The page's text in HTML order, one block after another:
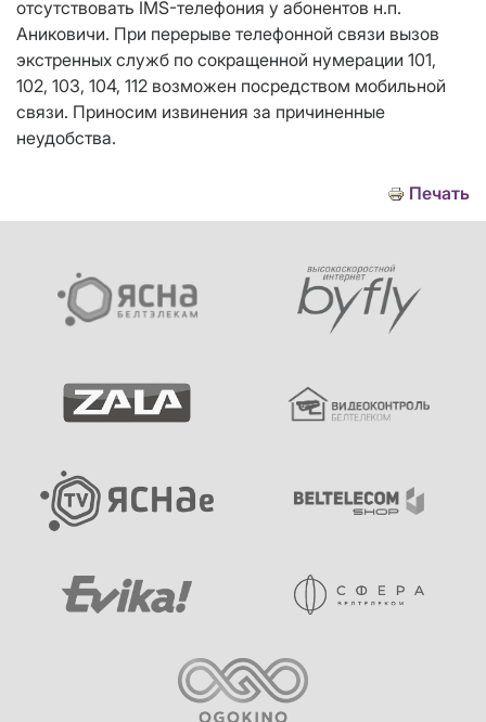
отсутствовать IMS-телефония у абонентов н.п.
Аниковичи. При перерыве телефонной связи вызов
экстренных служб по сокращенной нумерации 101,
102, 103, 104, 112 возможен посредством мобильной
связи. Приносим извинения за причиненные
неудобства.
Печать